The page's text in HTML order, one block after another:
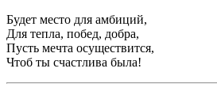
Будет место для амбиций,
Для тепла, побед, добра,
Пусть мечта осуществится,
Чтоб ты счастлива была!